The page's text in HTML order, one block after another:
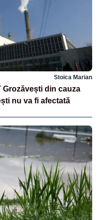
Stoica Marian
Grozăvești din cauza
nu va fi afectată